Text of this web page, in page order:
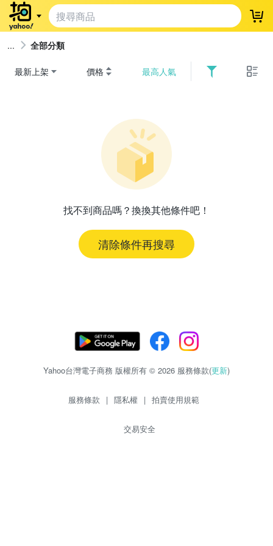
登
全部分類
最新上架 價格 最高人氣
找不到商品嗎？換換其他條件吧！
清除條件再搜尋
Yahoo台灣電子商務 版權所有 © 2026 服務條款(更新)
服務條款 | 隱私權 | 拍賣使用規範
交易安全